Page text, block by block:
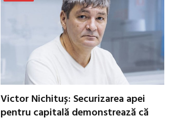
Victor Nichituș: Securizarea apei
pentru capitală demonstrează că